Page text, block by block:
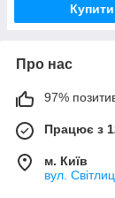
Купити
Про нас
97%
Працює з
м. Київ
вул.